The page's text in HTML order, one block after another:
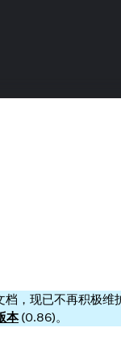
档，现已不再积极维
本(0.86)。